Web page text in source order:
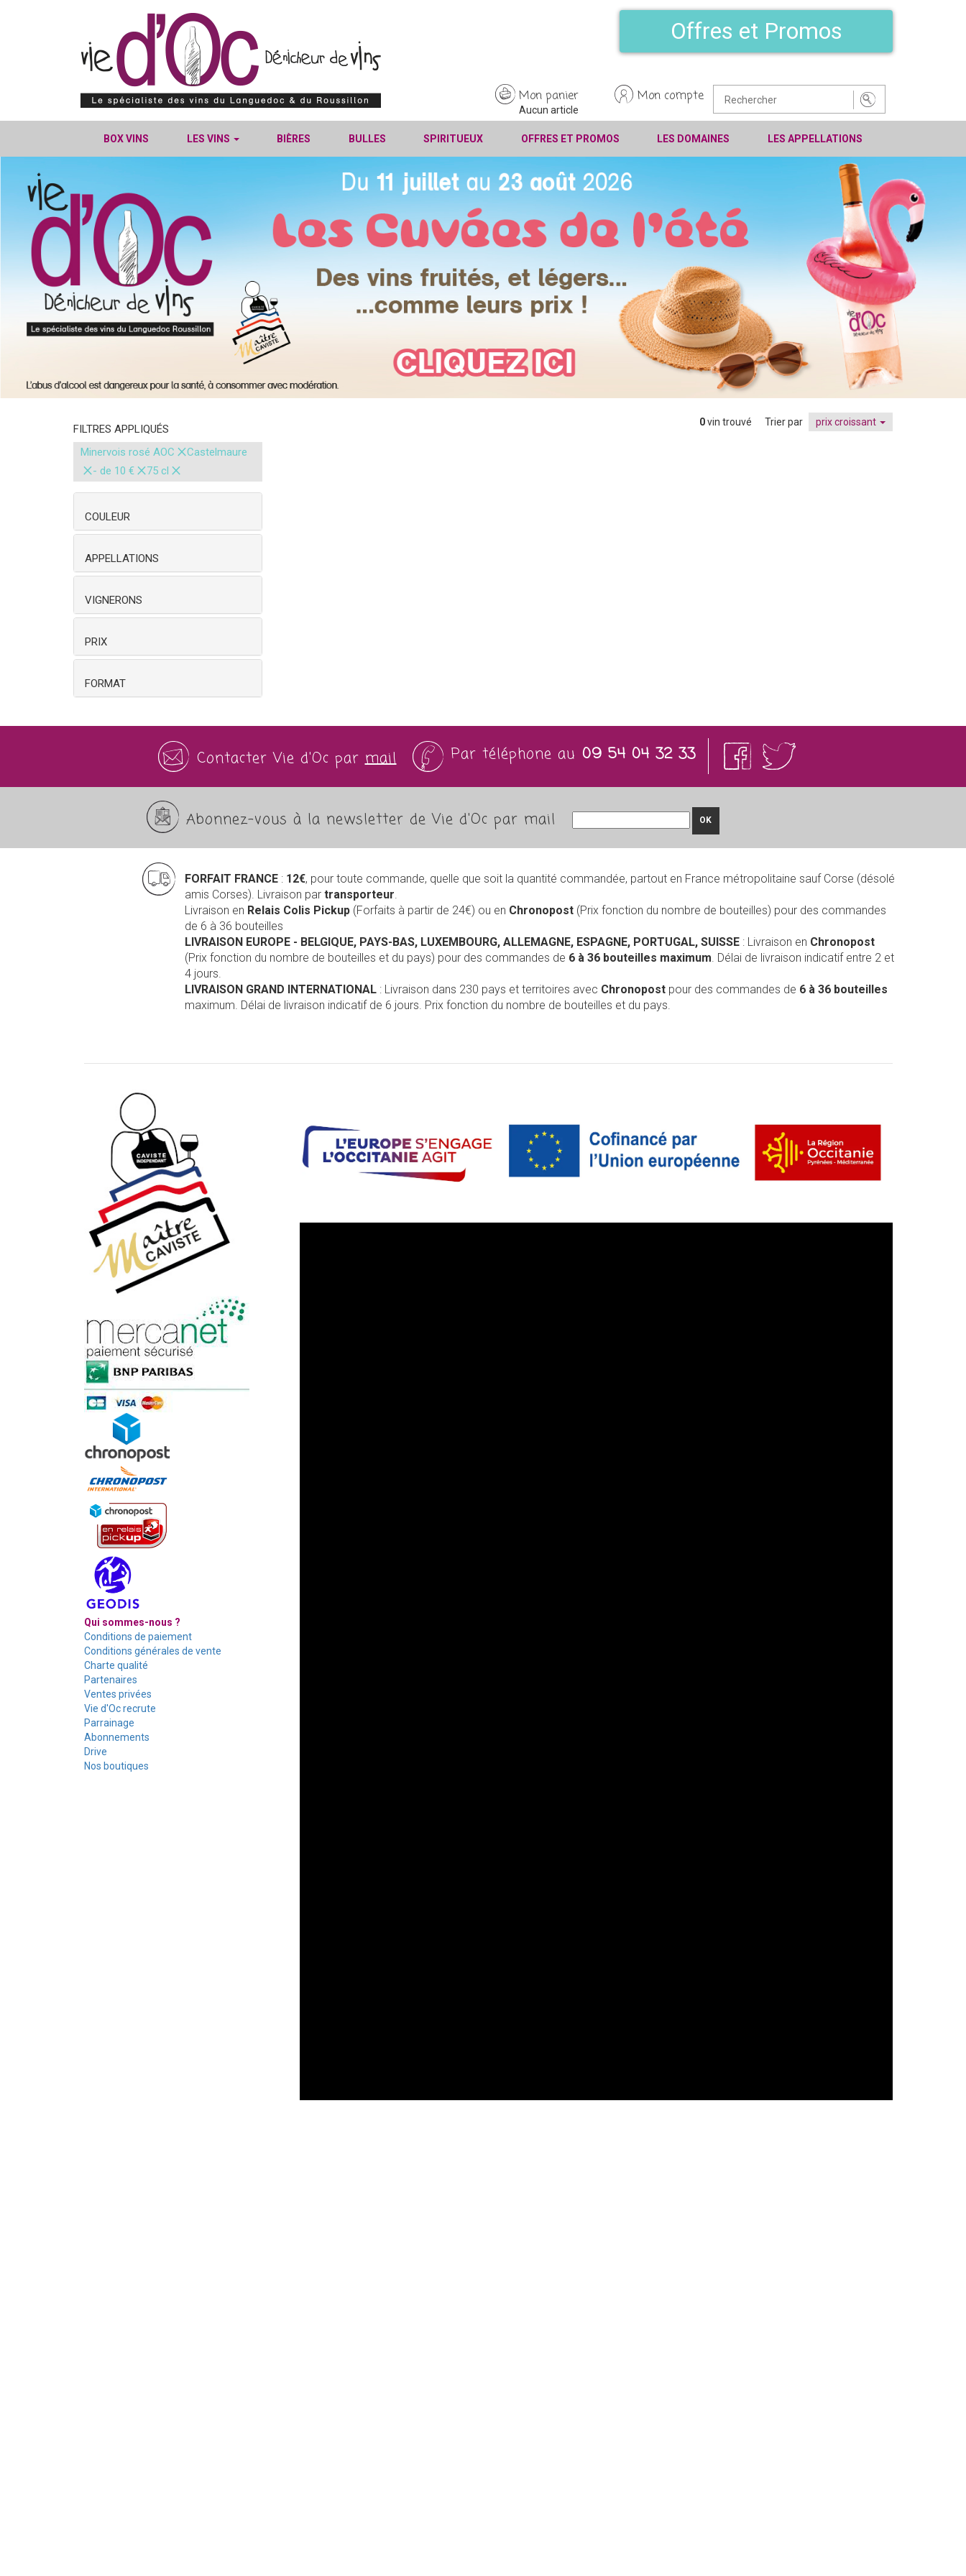
Offres et Promos
Mon panier
Aucun article
Mon compte
BOX VINS LES VINS BIÈRES BULLES SPIRITUEUX OFFRES ET PROMOS LES DOMAINES LES APPELLATIONS
FILTRES APPLIQUÉS
Minervois rosé AOC ×Castelmaure
×- de 10 € ×75 cl ×
COULEUR
APPELLATIONS
VIGNERONS
PRIX
FORMAT
0vin trouvé Trier par prix croissant
Contacter Vie d'Oc parmail Par téléphone au 09 54 04 32 33
Abonnez-vous à la newsletter de Vie d'Oc par mail OK
FORFAIT FRANCE : 12€, pour toute commande, quelle que soit la quantité commandée, partout en France métropolitaine sauf Corse (désolé
amis Corses). Livraison partransporteur.
Livraison en Relais Colis Pickup (Forfaits à partir de 24€) ou en Chronopost (Prix fonction du nombre de bouteilles) pour des commandes
de 6 à 36 bouteilles
LIVRAISON EUROPE - BELGIQUE, PAYS-BAS, LUXEMBOURG, ALLEMAGNE, ESPAGNE, PORTUGAL, SUISSE : Livraison en Chronopost
(Prix fonction du nombre de bouteilles et du pays) pour des commandes de 6 à 36 bouteilles maximum. Délai de livraison indicatif entre 2 et
4 jours.
LIVRAISON GRAND INTERNATIONAL : Livraison dans 230 pays et territoires avec Chronopost pour des commandes de 6 à 36 bouteilles
maximum. Délai de livraison indicatif de 6 jours. Prix fonction du nombre de bouteilles et du pays.
Qui sommes-nous ?
Conditions de paiement
Conditions générales de vente
Charte qualité
Partenaires
Ventes privées
Vie d'Oc recrute
Parrainage
Abonnements
Drive
Nos boutiques